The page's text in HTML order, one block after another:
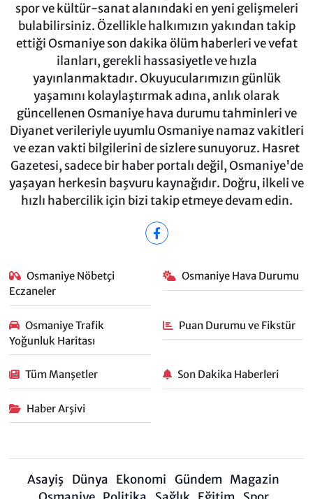
spor ve kültür-sanat alanındaki en yeni gelişmeleri
bulabilirsiniz. Özellikle halkımızın yakından takip
ettiği Osmaniye son dakika ölüm haberleri ve vefat
ilanları, gerekli hassasiyetle ve hızla
yayınlanmaktadır. Okuyucularımızın günlük
yaşamını kolaylaştırmak adına, anlık olarak
güncellenen Osmaniye hava durumu tahminleri ve
Diyanet verileriyle uyumlu Osmaniye namaz vakitleri
ve ezan vakti bilgilerini de sizlere sunuyoruz. Hasret
Gazetesi, sadece bir haber portalı değil, Osmaniye'de
yaşayan herkesin başvuru kaynağıdır. Doğru, ilkeli ve
hızlı habercilik için bizi takip etmeye devam edin.
Osmaniye Nöbetçi
Eczaneler
Osmaniye Hava Durumu
Osmaniye Trafik
Yoğunluk Haritası
Puan Durumu ve Fikstür
Tüm Manşetler Son Dakika Haberleri
Haber Arşivi
Asayiş Dünya Ekonomi Gündem Magazin